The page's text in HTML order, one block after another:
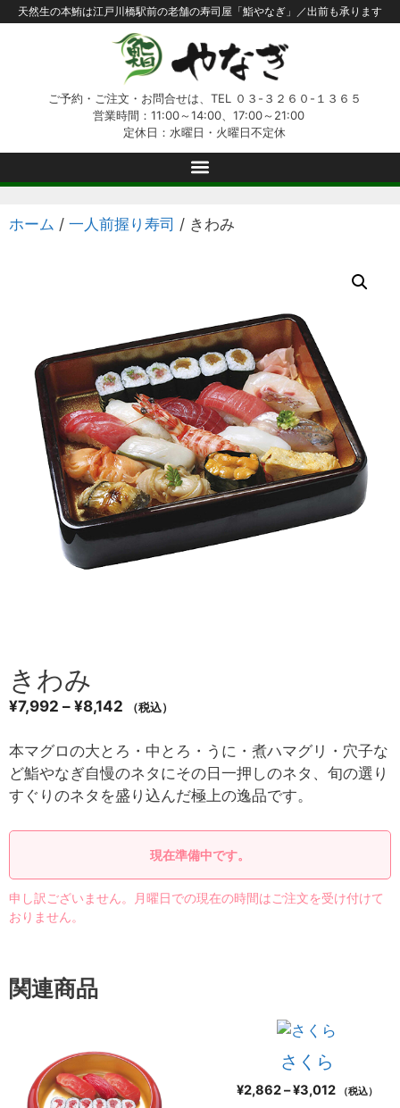
天然生の本鮪は江戸川橋駅前の老舗の寿司屋「鮨やなぎ」／出前も承ります
ご予約・ご注文・お問合せは、TEL ０３-３２６０-１３６５
営業時間：11:00～14:00、17:00～21:00
定休日：水曜日・火曜日不定休
ホーム / 一人前握り寿司 / きわみ
きわみ
¥7,992 – ¥8,142 （税込）
本マグロの大とろ・中とろ・うに・煮ハマグリ・穴子な
ど鮨やなぎ自慢のネタにその日一押しのネタ、旬の選り
すぐりのネタを盛り込んだ極上の逸品です。
現在準備中です。
申し訳ございません。月曜日での現在の時間はご注文を受け付けて
おりません。
関連商品
さくら
¥2,862–¥3,012 （税込）